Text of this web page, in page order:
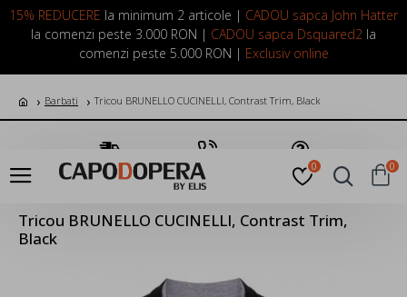
15% REDUCERE la minimum 2 articole | CADOU sapca John Hatter
la comenzi peste 3.000 RON | CADOU sapca Dsquared2 la
comenzi peste 5.000 RON | Exclusiv online
LOGIN INREGISTRARE
0 0
Barbati Tricou BRUNELLO CUCINELLI, Contrast Trim, Black
Transport Gratuit Suna Acum Pune o Intrebare
Tricou BRUNELLO CUCINELLI, Contrast Trim,
Black